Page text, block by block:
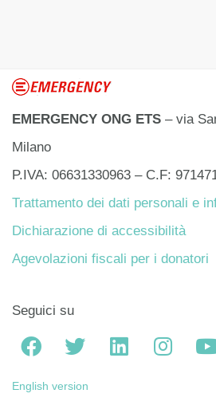
EMERGENCY ONG ETS – via
Milano
P.IVA: 06631330963 – C.F:
Trattamento dei dati personali e
Dichiarazione di accessibilità
Agevolazioni fiscali per i donatori
Seguici su
English version